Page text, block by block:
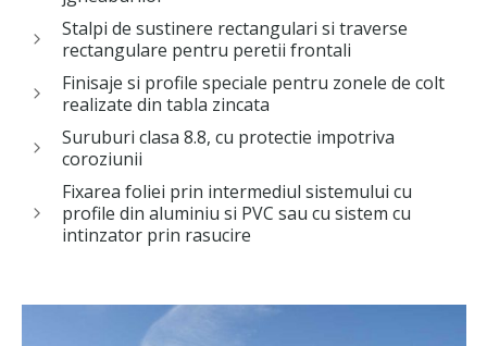
Stalpi de sustinere rectangulari si traverse
rectangulare pentru peretii frontali
Finisaje si profile speciale pentru zonele de colt
realizate din tabla zincata
Suruburi clasa 8.8, cu protectie impotriva
coroziunii
Fixarea foliei prin intermediul sistemului cu
profile din aluminiu si PVC sau cu sistem cu
intinzator prin rasucire